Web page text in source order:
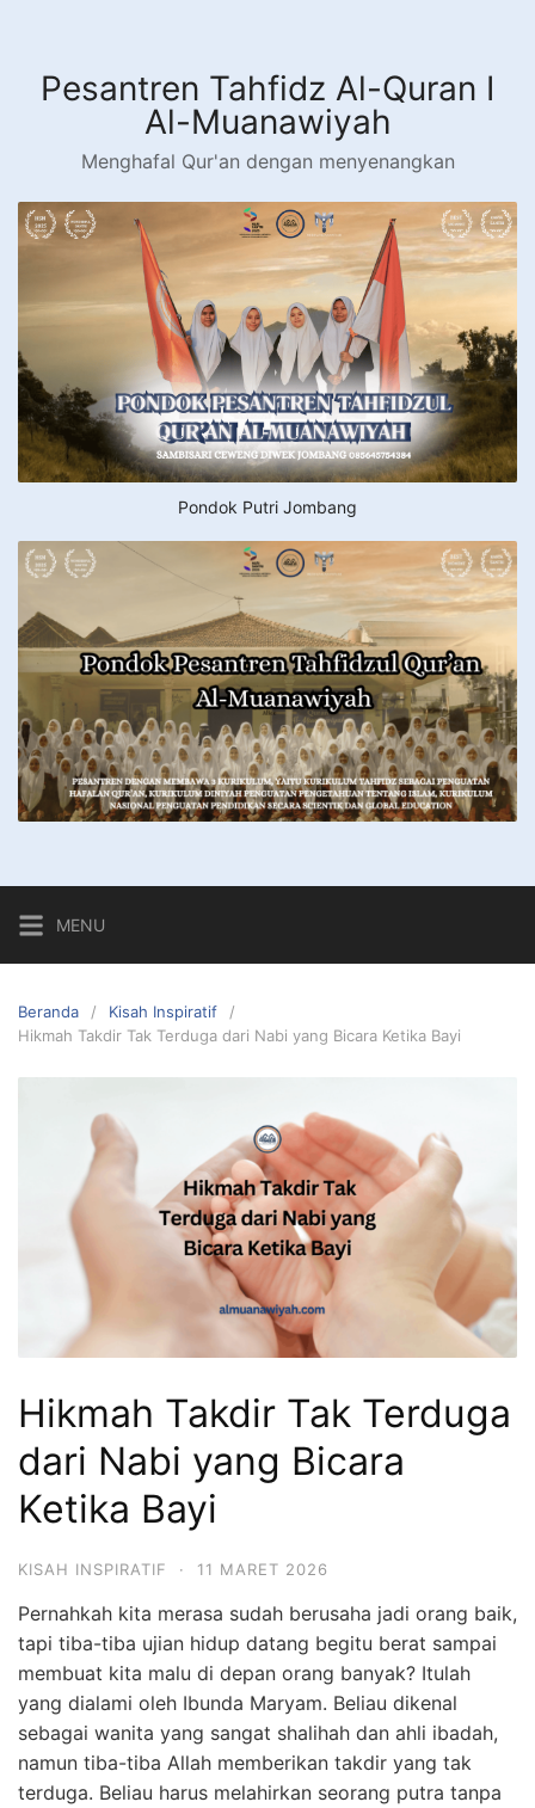
kontenPesantren Tahfidz Al-Quran I
Al-Muanawiyah
Menghafal Qur'an dengan menyenangkan
Pondok Putri Jombang
MENU
Beranda
Kisah Inspiratif
Hikmah Takdir Tak Terduga dari Nabi yang Bicara Ketika Bayi
Hikmah Takdir Tak Terduga
dari Nabi yang Bicara
Ketika Bayi
KISAH INSPIRATIF · 11 MARET 2026
Pernahkah kita merasa sudah berusaha jadi orang baik,
tapi tiba-tiba ujian hidup datang begitu berat sampai
membuat kita malu di depan orang banyak? Itulah
yang dialami oleh Ibunda Maryam. Beliau dikenal
sebagai wanita yang sangat shalihah dan ahli ibadah,
namun tiba-tiba Allah memberikan takdir yang tak
terduga. Beliau harus melahirkan seorang putra tanpa